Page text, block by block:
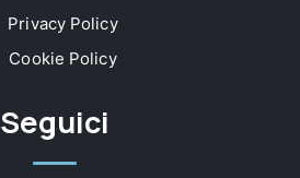
Privacy Policy
Cookie Policy
Seguici